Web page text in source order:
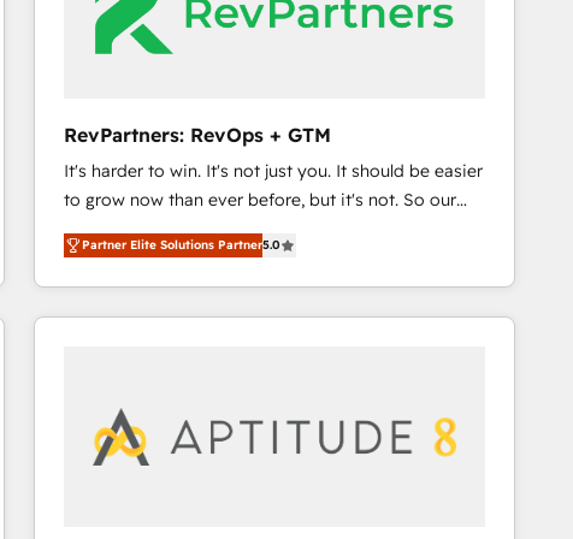
RevPartners: RevOps + GTM
It's harder to win. It's not just you. It should be easier
to grow now than ever before, but it's not. So our
focus is serving you, the person responsible for the
revenue number. We do that by bridging the gap
where agencies fail: combining GTM strategy with
technical execution to solve the right problem at the
Different Because We're Built Different: - Secure:
Soc2 compliant 🛡️ - Onboarding: Implementations
Partner Elite Solutions Partner5.0